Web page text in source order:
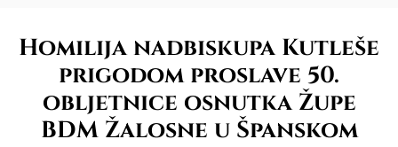
Homilija nadbiskupa Kutleše
prigodom proslave 50.
obljetnice osnutka Župe
BDM Žalosne u Španskom